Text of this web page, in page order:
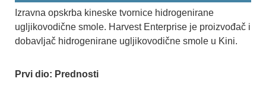
Izravna opskrba kineske tvornice hidrogenirane
ugljikovodične smole. Harvest Enterprise je proizvođač i
dobavljač hidrogenirane ugljikovodične smole u Kini.
Prvi dio: Prednosti